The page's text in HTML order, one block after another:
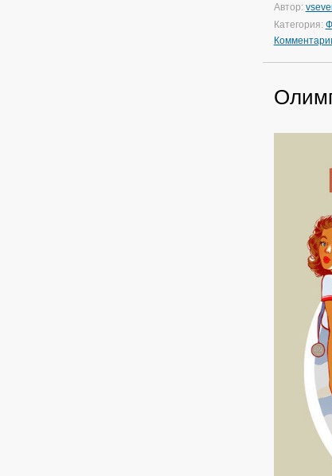
Автор:
Категория: